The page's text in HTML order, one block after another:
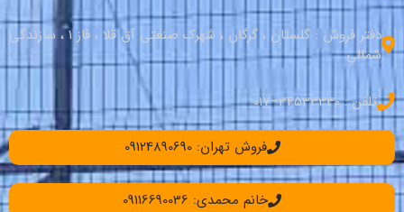
دفتر فروش : گلستان ، گرگان ، شهرک صنعتی آق قلا ، فاز 1 ، سازندگی
شمالی
تلفن : 34533330–017
فروش تهران: 09124890690
خانم محمدی: 09116690036